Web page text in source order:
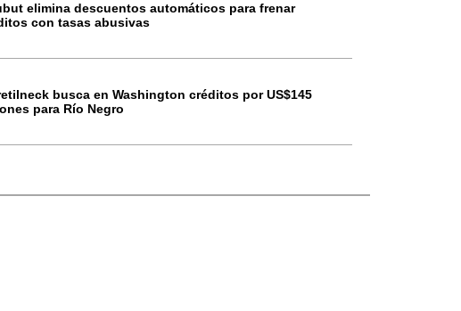
elimina descuentos automáticos para frenar
con tasas abusivas
busca en Washington créditos por US$145
para Río Negro